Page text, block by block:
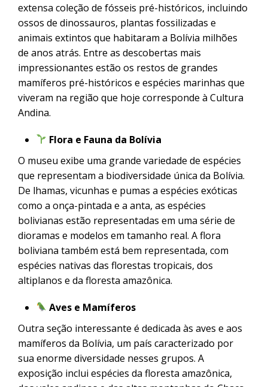
extensa coleção de fósseis pré-históricos, incluindo
ossos de dinossauros, plantas fossilizadas e
animais extintos que habitaram a Bolívia milhões
de anos atrás. Entre as descobertas mais
impressionantes estão os restos de grandes
mamíferos pré-históricos e espécies marinhas que
viveram na região que hoje corresponde à Cultura
Andina.
Flora e Fauna da Bolívia
O museu exibe uma grande variedade de espécies
que representam a biodiversidade única da Bolívia.
De lhamas, vicunhas e pumas a espécies exóticas
como a onça-pintada e a anta, as espécies
bolivianas estão representadas em uma série de
dioramas e modelos em tamanho real. A flora
boliviana também está bem representada, com
espécies nativas das florestas tropicais, dos
altiplanos e da floresta amazônica.
Aves e Mamíferos
Outra seção interessante é dedicada às aves e aos
mamíferos da Bolívia, um país caracterizado por
sua enorme diversidade nesses grupos. A
exposição inclui espécies da floresta amazônica,